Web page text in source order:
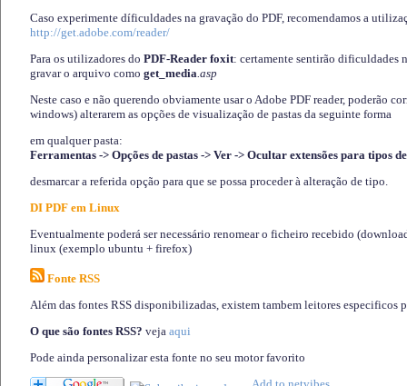
Caso experimente díficuldades na gravação do PDF, recomendamos a
http://get.adobe.com/reader/
Para os utilizadores do PDF-Reader foxit: certamente sentirão dificuldades
gravar o arquivo como get_media.asp
Neste caso e não querendo obviamente usar o Adobe PDF reader, poderão
windows) alterarem as opções de visualização de pastas da seguinte forma
em qualquer pasta:
Ferramentas -> Opções de pastas -> Ver -> Ocultar extensões para tipos
desmarcar a referida opção para que se possa proceder à alteração de tipo.
DI PDF em Linux
Eventualmente poderá ser necessário renomear o ficheiro recebido
linux (exemplo ubuntu + firefox)
Fonte RSS
Além das fontes RSS disponibilizadas, existem tambem leitores especificos
O que são fontes RSS? veja aqui
Pode ainda personalizar esta fonte no seu motor favorito